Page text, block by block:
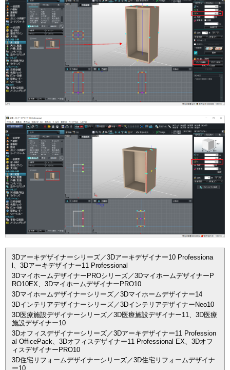
3Dアーキデザイナーシリーズ／3Dアーキデザイナー10 Professiona
l、3Dアーキデザイナー11 Professional
3DマイホームデザイナーPROシリーズ／3DマイホームデザイナーP
RO10EX、3DマイホームデザイナーPRO10
3Dマイホームデザイナーシリーズ／3Dマイホームデザイナー14
3Dインテリアデザイナーシリーズ／3DインテリアデザイナーNeo10
3D医療施設デザイナーシリーズ／3D医療施設デザイナー11、3D医療
施設デザイナー10
3Dオフィスデザイナーシリーズ／3Dアーキデザイナー11 Profession
al OfficePack、3Dオフィスデザイナー11 Professional EX、3Dオフ
ィスデザイナーPRO10
3D住宅リフォームデザイナーシリーズ／3D住宅リフォームデザイナ
ー10